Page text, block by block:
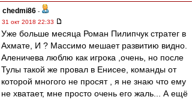
chedmi86 -
31 окт 2018 22:33
Уже больше месяца Роман Пилипчук стратег в
Ахмате, И ? Массимо мешает развитию видно.
Аленичева люблю как игрока ,очень, но после
Тулы такой же провал в Енисее, команды от
которой многого не просят , я не знаю что ему
не хватает, мне просто очень его жаль... А ещё